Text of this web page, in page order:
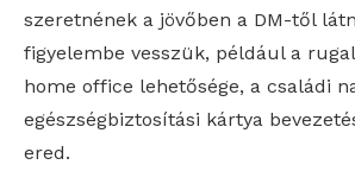
szeretnének a jövőben a DM-től
figyelembe vesszük, például a
home office lehetősége, a családi
egészségbiztosítási kártya
ered.